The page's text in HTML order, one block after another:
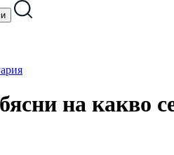
на какво